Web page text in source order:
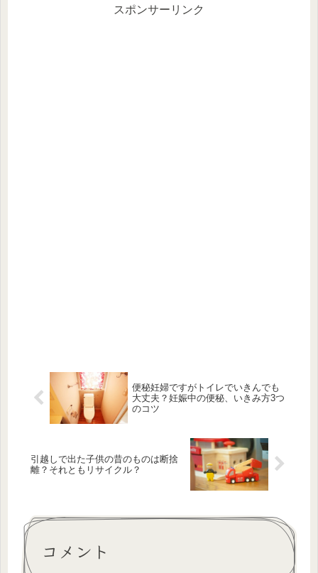
て欲し...
スポンサーリンク
便秘妊婦ですがトイレでいきんでも
大丈夫？妊娠中の便秘、いきみ方3つ
のコツ
引越しで出た子供の昔のものは断捨
離？それともリサイクル？
コメント